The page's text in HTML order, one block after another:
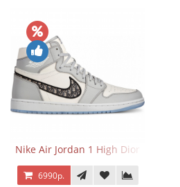
Nike Air Jordan 1 High Dior
6990р.